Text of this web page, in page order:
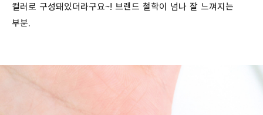
컬러로 구성돼있더라구요~! 브랜드 철학이 넘나 잘 느껴지는
부분.